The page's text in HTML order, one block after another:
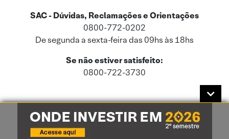
SAC - Dúvidas, Reclamações e Orientações
0800-772-0202
De segunda a sexta-feira das 09hs às 18hs
Se não estiver satisfeito:
0800-722-3730
Este site usa cookies e dados pessoais de acordo com a nossaPolítica de
Cookies
e a nossaPolítica de Privacidade.